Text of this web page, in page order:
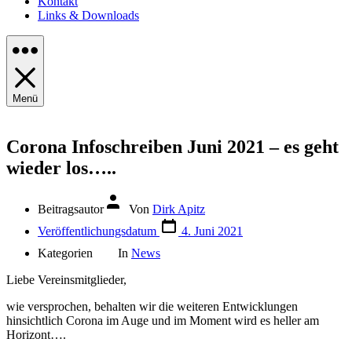
Links & Downloads
Menü
Corona Infoschreiben Juni 2021 – es geht
wieder los…..
Beitragsautor Von Dirk Apitz
Veröffentlichungsdatum
4. Juni 2021
Kategorien
In News
Liebe Vereinsmitglieder,
wie versprochen, behalten wir die weiteren Entwicklungen
hinsichtlich Corona im Auge und im Moment wird es heller am
Horizont….